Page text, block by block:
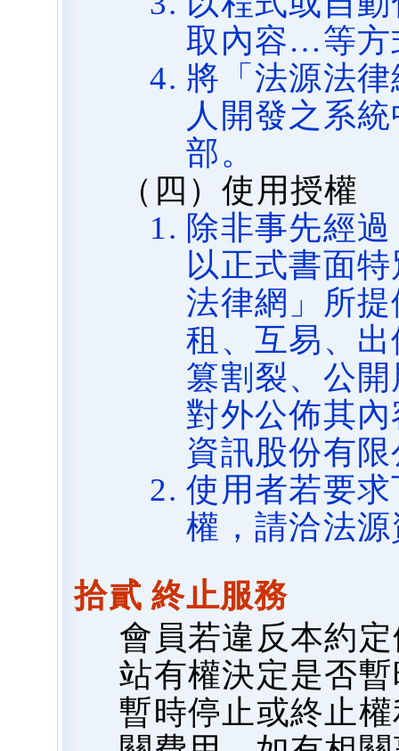
取內容…等方
將「法源法
人開發之系
部。
（四）使用授權
除非事先經
以正式書面
法律網」所
租、互易、
篡割裂、公
對外公佈其
資訊股份有
使用者若要
權，請洽法
拾貳 終止服務
會員若違反本約
站有權決定是否
暫時停止或終止